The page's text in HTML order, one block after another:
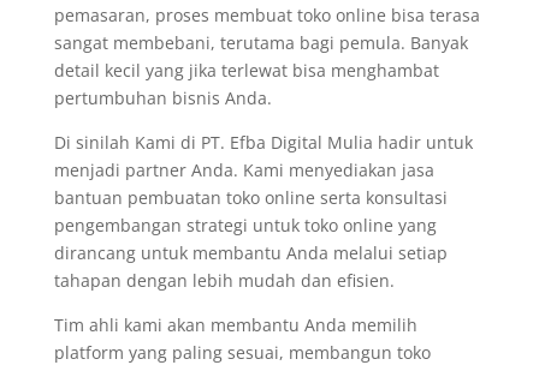
pemasaran, proses membuat toko online bisa terasa
sangat membebani, terutama bagi pemula. Banyak
detail kecil yang jika terlewat bisa menghambat
pertumbuhan bisnis Anda.
Di sinilah Kami di PT. Efba Digital Mulia hadir untuk
menjadi partner Anda. Kami menyediakan jasa
bantuan pembuatan toko online serta konsultasi
pengembangan strategi untuk toko online yang
dirancang untuk membantu Anda melalui setiap
tahapan dengan lebih mudah dan efisien.
Tim ahli kami akan membantu Anda memilih
platform yang paling sesuai, membangun toko